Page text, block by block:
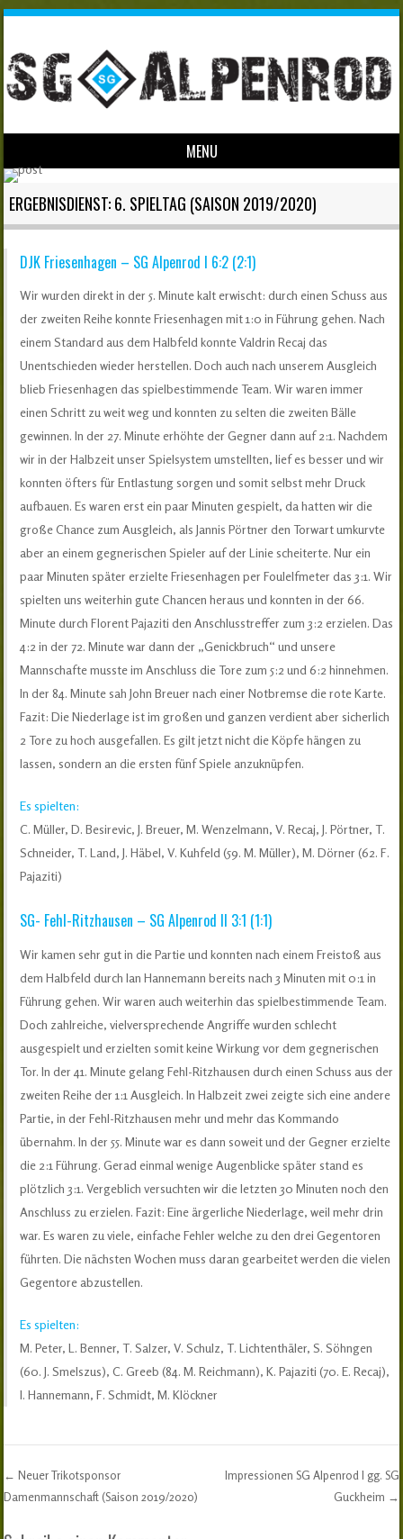
MENU
Skip to content
ERGEBNISDIENST: 6. SPIELTAG (SAISON 2019/2020)
DJK Friesenhagen – SG Alpenrod I 6:2 (2:1)
Wir wurden direkt in der 5. Minute kalt erwischt: durch einen Schuss aus
der zweiten Reihe konnte Friesenhagen mit 1:0 in Führung gehen. Nach
einem Standard aus dem Halbfeld konnte Valdrin Recaj das
Unentschieden wieder herstellen. Doch auch nach unserem Ausgleich
blieb Friesenhagen das spielbestimmende Team. Wir waren immer
einen Schritt zu weit weg und konnten zu selten die zweiten Bälle
gewinnen. In der 27. Minute erhöhte der Gegner dann auf 2:1. Nachdem
wir in der Halbzeit unser Spielsystem umstellten, lief es besser und wir
konnten öfters für Entlastung sorgen und somit selbst mehr Druck
aufbauen. Es waren erst ein paar Minuten gespielt, da hatten wir die
große Chance zum Ausgleich, als Jannis Pörtner den Torwart umkurvte
aber an einem gegnerischen Spieler auf der Linie scheiterte. Nur ein
paar Minuten später erzielte Friesenhagen per Foulelfmeter das 3:1. Wir
spielten uns weiterhin gute Chancen heraus und konnten in der 66.
Minute durch Florent Pajaziti den Anschlusstreffer zum 3:2 erzielen. Das
4:2 in der 72. Minute war dann der „Genickbruch“ und unsere
Mannschafte musste im Anschluss die Tore zum 5:2 und 6:2 hinnehmen.
In der 84. Minute sah John Breuer nach einer Notbremse die rote Karte.
Fazit: Die Niederlage ist im großen und ganzen verdient aber sicherlich
2 Tore zu hoch ausgefallen. Es gilt jetzt nicht die Köpfe hängen zu
lassen, sondern an die ersten fünf Spiele anzuknüpfen.
Es spielten:
C. Müller, D. Besirevic, J. Breuer, M. Wenzelmann, V. Recaj, J. Pörtner, T.
Schneider, T. Land, J. Häbel, V. Kuhfeld (59. M. Müller), M. Dörner (62. F.
Pajaziti)
SG- Fehl-Ritzhausen – SG Alpenrod II 3:1 (1:1)
Wir kamen sehr gut in die Partie und konnten nach einem Freistoß aus
dem Halbfeld durch Ian Hannemann bereits nach 3 Minuten mit 0:1 in
Führung gehen. Wir waren auch weiterhin das spielbestimmende Team.
Doch zahlreiche, vielversprechende Angriffe wurden schlecht
ausgespielt und erzielten somit keine Wirkung vor dem gegnerischen
Tor. In der 41. Minute gelang Fehl-Ritzhausen durch einen Schuss aus der
zweiten Reihe der 1:1 Ausgleich. In Halbzeit zwei zeigte sich eine andere
Partie, in der Fehl-Ritzhausen mehr und mehr das Kommando
übernahm. In der 55. Minute war es dann soweit und der Gegner erzielte
die 2:1 Führung. Gerad einmal wenige Augenblicke später stand es
plötzlich 3:1. Vergeblich versuchten wir die letzten 30 Minuten noch den
Anschluss zu erzielen. Fazit: Eine ärgerliche Niederlage, weil mehr drin
war. Es waren zu viele, einfache Fehler welche zu den drei Gegentoren
führten. Die nächsten Wochen muss daran gearbeitet werden die vielen
Gegentore abzustellen.
Es spielten:
M. Peter, L. Benner, T. Salzer, V. Schulz, T. Lichtenthäler, S. Söhngen
(60. J. Smelszus), C. Greeb (84. M. Reichmann), K. Pajaziti (70. E. Recaj),
I. Hannemann, F. Schmidt, M. Klöckner
Post navigation
← Neuer Trikotsponsor
Damenmannschaft (Saison 2019/2020)
Impressionen SG Alpenrod I gg. SG
Guckheim →